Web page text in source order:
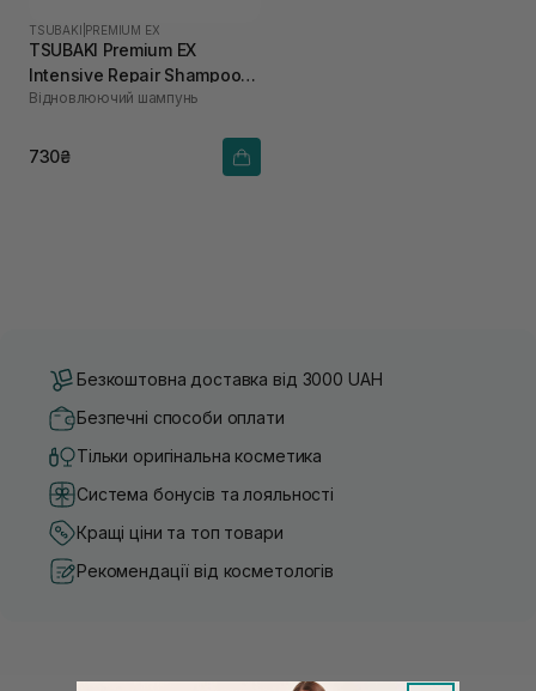
TSUBAKI PREMIUM EX
TSUBAKI Premium EX
Intensive Repair Shampoo
300 мл
Відновлюючий шампунь
730₴
Безкоштовна доставка від 3000 UAH
Безпечні способи оплати
Тільки оригінальна косметика
Система бонусів та лояльності
Кращі ціни та топ товари
Рекомендації від косметологів